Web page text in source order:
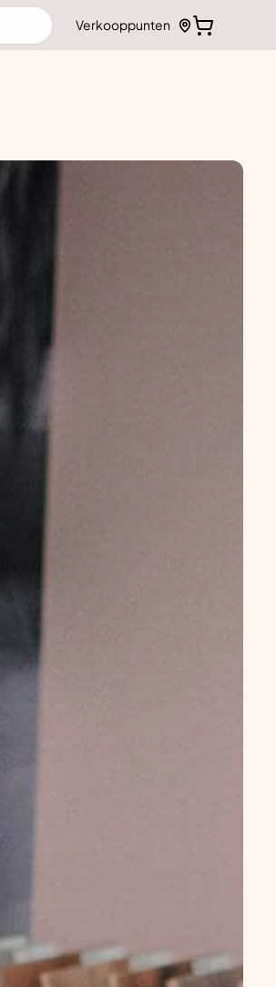
Verkooppunten